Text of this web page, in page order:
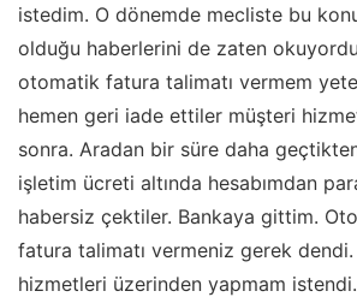
istedim. O dönemde mecliste bu
olduğu haberlerini de zaten
otomatik fatura talimatı vermem
hemen geri iade ettiler müşteri
sonra. Aradan bir süre daha
işletim ücreti altında hesabımdan
habersiz çektiler. Bankaya gittim.
fatura talimatı vermeniz gerek
hizmetleri üzerinden yapmam istendi.